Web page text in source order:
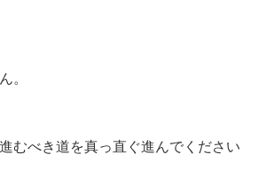
。
むべき道を真っ直ぐ進んでください